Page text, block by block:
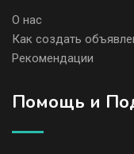
О нас
Как создать
Рекомендации
Помощь и